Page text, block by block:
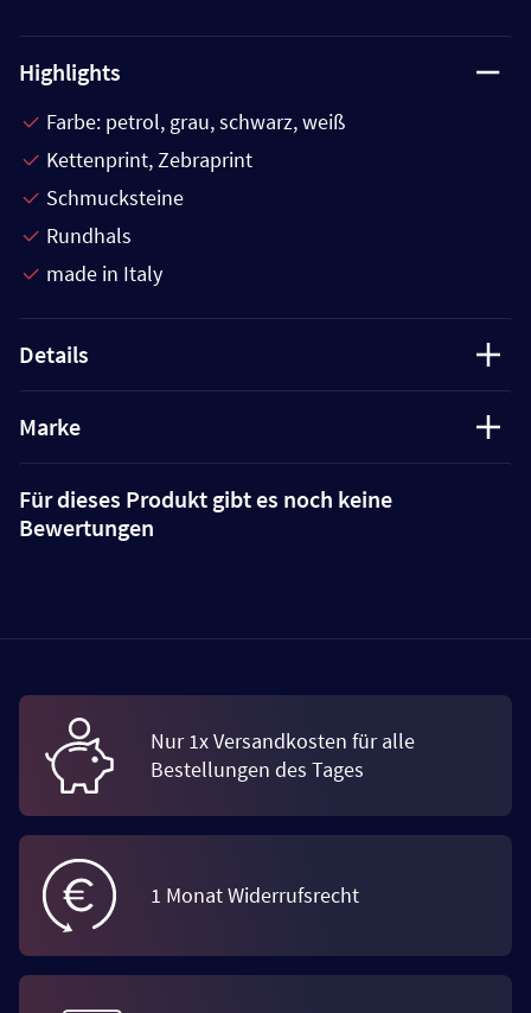
Highlights
Farbe: petrol, grau, schwarz, weiß
Kettenprint, Zebraprint
Schmucksteine
Rundhals
made in Italy
Details
Marke
Für dieses Produkt gibt es noch keine
Bewertungen
Nur 1x Versandkosten für alle
Bestellungen des Tages
1 Monat Widerrufsrecht